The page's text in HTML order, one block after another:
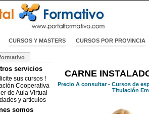
CURSOS Y MASTERS CURSOS POR PROVINCIA
servicios
sus cursos !
Cooperativa
de Aula Virtual
y artículos
somos
CARNE
Precio A consultar - Cursos de
Titulación